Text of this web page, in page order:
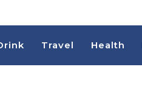
Travel Health